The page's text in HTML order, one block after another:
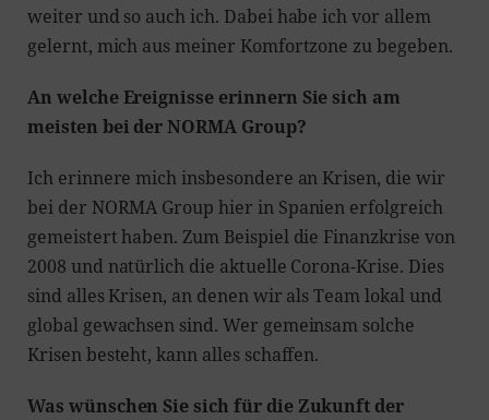
weiter und so auch ich. Dabei habe ich vor allem
gelernt, mich aus meiner Komfortzone zu begeben.
An welche Ereignisse erinnern Sie sich am
meisten bei der NORMA Group?
Ich erinnere mich insbesondere an Krisen, die wir
bei der NORMA Group hier in Spanien erfolgreich
gemeistert haben. Zum Beispiel die Finanzkrise von
2008 und natürlich die aktuelle Corona-Krise. Dies
sind alles Krisen, an denen wir als Team lokal und
global gewachsen sind. Wer gemeinsam solche
Krisen besteht, kann alles schaffen.
Was wünschen Sie sich für die Zukunft der